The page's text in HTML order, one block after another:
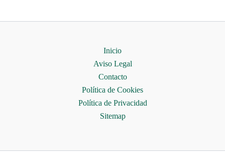
Inicio
Aviso Legal
Contacto
Política de Cookies
Política de Privacidad
Sitemap